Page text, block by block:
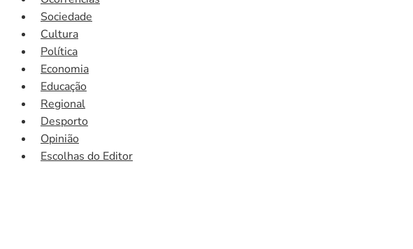
Sociedade
Cultura
Política
Economia
Educação
Regional
Desporto
Opinião
Escolhas do Editor